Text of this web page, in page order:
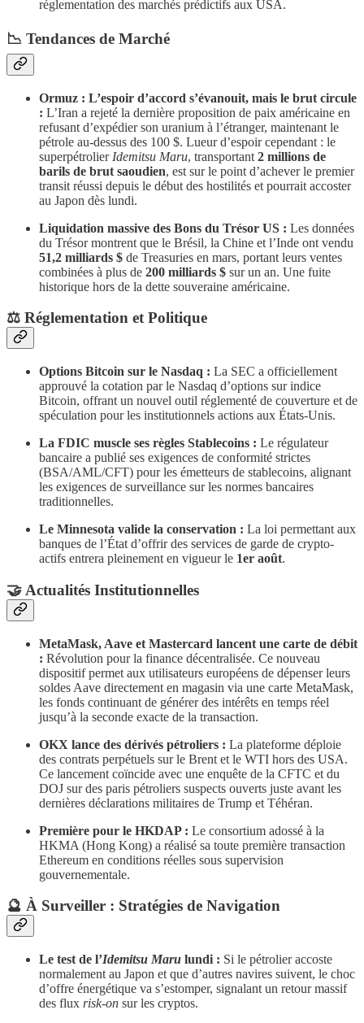
réglementation des marchés prédictifs aux USA.
​📉 Tendances de Marché
Ormuz : L’espoir d’accord s’évanouit, mais le brut circule
: L’Iran a rejeté la dernière proposition de paix américaine en
refusant d’expédier son uranium à l’étranger, maintenant le
pétrole au-dessus des 100 $. Lueur d’espoir cependant : le
superpétrolier Idemitsu Maru, transportant 2 millions de
barils de brut saoudien, est sur le point d’achever le premier
transit réussi depuis le début des hostilités et pourrait accoster
au Japon dès lundi.
Liquidation massive des Bons du Trésor US : Les données
du Trésor montrent que le Brésil, la Chine et l’Inde ont vendu
51,2 milliards $ de Treasuries en mars, portant leurs ventes
combinées à plus de 200 milliards $ sur un an. Une fuite
historique hors de la dette souveraine américaine.
​⚖️ Réglementation et Politique
Options Bitcoin sur le Nasdaq : La SEC a officiellement
approuvé la cotation par le Nasdaq d’options sur indice
Bitcoin, offrant un nouvel outil réglementé de couverture et de
spéculation pour les institutionnels actions aux États-Unis.
La FDIC muscle ses règles Stablecoins : Le régulateur
bancaire a publié ses exigences de conformité strictes
(BSA/AML/CFT) pour les émetteurs de stablecoins, alignant
les exigences de surveillance sur les normes bancaires
traditionnelles.
Le Minnesota valide la conservation : La loi permettant aux
banques de l’État d’offrir des services de garde de crypto-
actifs entrera pleinement en vigueur le 1er août.
​🤝 Actualités Institutionnelles
MetaMask, Aave et Mastercard lancent une carte de débit
: Révolution pour la finance décentralisée. Ce nouveau
dispositif permet aux utilisateurs européens de dépenser leurs
soldes Aave directement en magasin via une carte MetaMask,
les fonds continuant de générer des intérêts en temps réel
jusqu’à la seconde exacte de la transaction.
OKX lance des dérivés pétroliers : La plateforme déploie
des contrats perpétuels sur le Brent et le WTI hors des USA.
Ce lancement coïncide avec une enquête de la CFTC et du
DOJ sur des paris pétroliers suspects ouverts juste avant les
dernières déclarations militaires de Trump et Téhéran.
Première pour le HKDAP : Le consortium adossé à la
HKMA (Hong Kong) a réalisé sa toute première transaction
Ethereum en conditions réelles sous supervision
gouvernementale.
​🔮 À Surveiller : Stratégies de Navigation
Le test de l’Idemitsu Maru lundi : Si le pétrolier accoste
normalement au Japon et que d’autres navires suivent, le choc
d’offre énergétique va s’estomper, signalant un retour massif
des flux risk-on sur les cryptos.